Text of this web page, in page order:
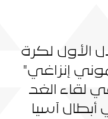
الأول لكرة
إنزاغي"
لقاء الغد
آسيا